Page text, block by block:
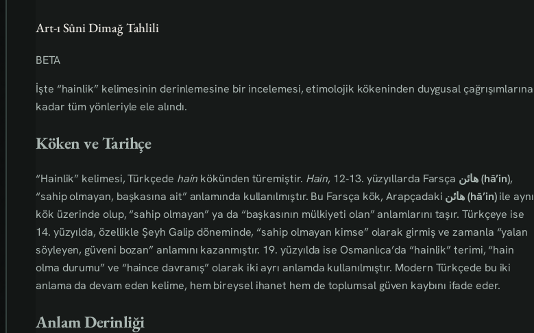
Art-ı Sûni Dimağ Tahlili
BETA
İşte “hainlik” kelimesinin derinlemesine bir incelemesi, etimolojik kökeninden duygusal çağrışımlarına
kadar tüm yönleriyle ele alındı.
Köken ve Tarihçe
“Hainlik” kelimesi, Türkçede hain kökünden türemiştir. Hain, 12‑13. yüzyıllarda Farsça هائن‎ (hā’in),
“sahip olmayan, başkasına ait” anlamında kullanılmıştır. Bu Farsça kök, Arapçadaki
هائن‎ (hā’in)ile aynı
kök üzerinde olup, “sahip olmayan” ya da “başkasının mülkiyeti olan” anlamlarını taşır. Türkçeye ise
14. yüzyılda, özellikle Şeyh Galip döneminde, “sahip olmayan kimse” olarak girmiş ve zamanla “yalan
söyleyen, güveni bozan” anlamını kazanmıştır. 19. yüzyılda ise Osmanlıca’da “hainlik” terimi, “hain
olma durumu” ve “haince davranış” olarak iki ayrı anlamda kullanılmıştır. Modern Türkçede bu iki
anlama da devam eden kelime, hem bireysel ihanet hem de toplumsal güven kaybını ifade eder.
Anlam Derinliği